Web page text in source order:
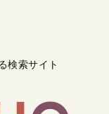
検索サイト